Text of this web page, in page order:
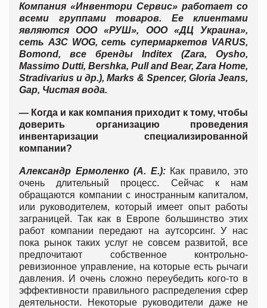
Компания «Инвентори Сервис» работает со
всеми группами товаров. Ее клиентами
являются ООО «РУШ», ООО «ДЦ Украина»,
сеть АЗС WOG, сеть супермаркетов VARUS,
Bomond, все бренды Inditex (Zara, Oysho,
Massimo Dutti, Bershka, Pull and Bear, Zara Home,
Stradivarius и др.), Marks & Spencer, Gloria Jeans,
Gap, Чистая вода.
— Когда и как компания приходит к тому, чтобы
доверить организацию проведения
инвентаризации специализированной
компании?
Александр Ермоленко (А. Е.):Как правило, это
очень длительный процесс. Сейчас к нам
обращаются компании с иностранным капиталом,
или руководителем, который имеет опыт работы
заграницей. Так как в Европе большинство этих
работ компании передают на аутсорсинг. У нас
пока рынок таких услуг не совсем развитой, все
предпочитают собственное контрольно-
ревизионное управление, на которые есть рычаги
давления. И очень сложно переубедить кого-то в
эффективности правильного распределения сфер
деятельности. Некоторые руководители даже не